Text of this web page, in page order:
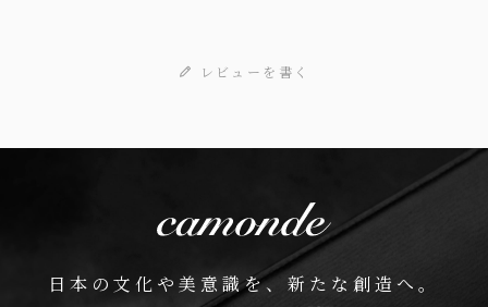
レビューを書く
日本の文化や美意識を、新たな創造へ。